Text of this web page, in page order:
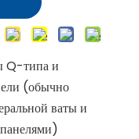
Q-типа и
(обычно
ваты и